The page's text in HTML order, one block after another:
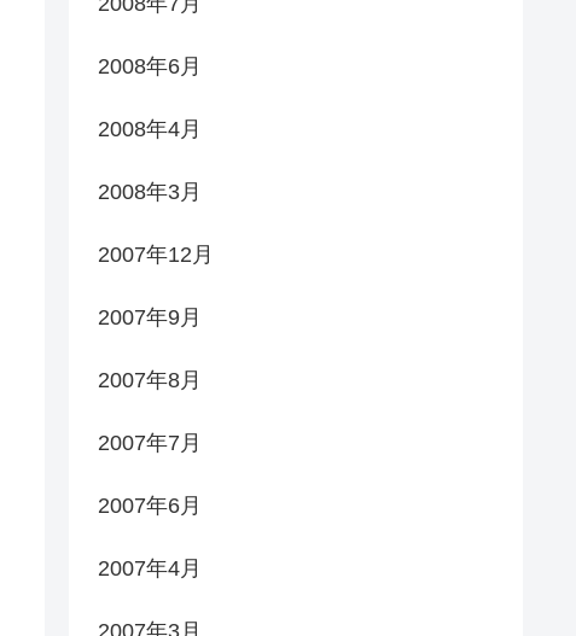
2008年6月
2008年4月
2008年3月
2007年12月
2007年9月
2007年8月
2007年7月
2007年6月
2007年4月
2007年3月